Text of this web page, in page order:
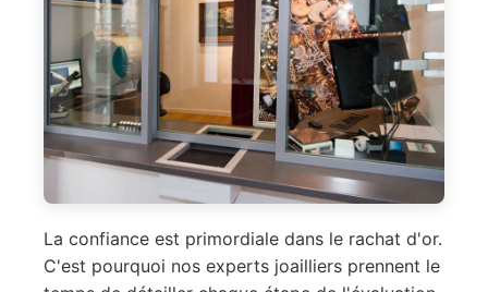
La confiance est primordiale dans le rachat d'or.
C'est pourquoi nos experts joailliers prennent le